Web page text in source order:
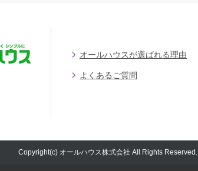
オールハウスが選ばれる理由
よくあるご質問
Copyright(c) オールハウス株式会社 All Rights Reserved.